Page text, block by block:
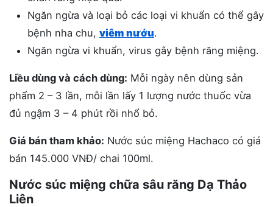
Ngăn ngừa và loại bỏ các loại vi khuẩn có thể gây
bệnh nha chu, viêm nướu.
Ngăn ngừa vi khuẩn, virus gây bệnh răng miệng.
Liều dùng và cách dùng: Mỗi ngày nên dùng sản
phẩm 2 – 3 lần, mỗi lần lấy 1 lượng nước thuốc vừa
đủ ngậm 3 – 4 phút rồi nhổ bỏ.
Giá bán tham khảo: Nước súc miệng Hachaco có giá
bán 145.000 VNĐ/ chai 100ml.
Nước súc miệng chữa sâu răng Dạ Thảo
Liên